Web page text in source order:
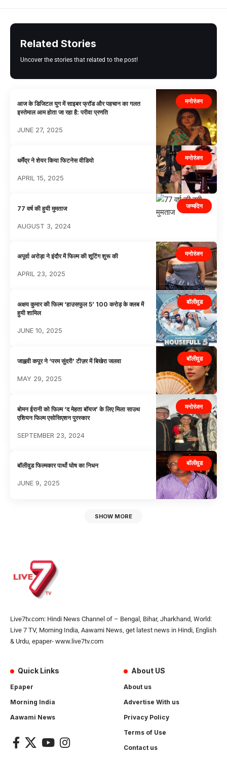
Related Stories
Uncover the stories that related to the post!
मनोरंजन
आज के डिजिटल युग में साइबर फ्रॉड और पहचान का गलत
इस्तेमाल आम होता जा रहा है: परीवा प्रणति
JUNE 27, 2025
मनोरंजन
धर्मेंद्र ने शेयर किया फिटनेस वीडियो
APRIL 15, 2025
जन्मदिन
77 वर्ष की हुयी मुमताज
AUGUST 3, 2024
मनोरंजन
अपूर्वा अरोड़ा ने इंदौर में फिल्म की शूटिंग शुरू की
APRIL 23, 2025
बॉलीवुड
अक्षय कुमार की फिल्म ‘हाउसफुल 5’ 100 करोड़ के क्लब में
हुयी शामिल
JUNE 10, 2025
बॉलीवुड
जाह्नवी कपूर ने ‘परम सुंदरी’ टीज़र में बिखेरा जलवा
MAY 29, 2025
मनोरंजन
बोमन ईरानी को फिल्म ‘द मेहता बॉयज’ के लिए मिला साउथ
एशियन फिल्म एसोसिएशन पुरस्कार
SEPTEMBER 23, 2024
बॉलीवुड
बॉलीवुड फिल्मकार पार्थो घोष का निधन
JUNE 9, 2025
SHOW MORE
Live7tv.com: Hindi News Channel of – Bengal, Bihar, Jharkhand, World:
Live 7 TV, Morning India, Aawami News, get latest news in Hindi, English
& Urdu, epaper- www.live7tv.com
Quick Links
Epaper
Morning India
Aawami News
About US
About us
Advertise With us
Privacy Policy
Terms of Use
Contact us